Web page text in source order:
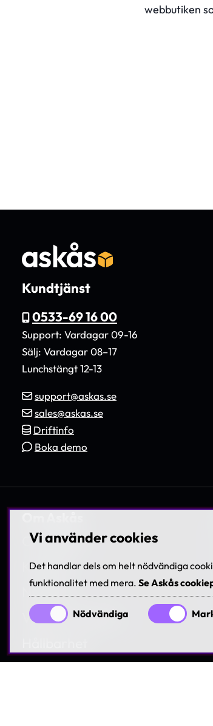
webbutiken
Kundtjänst
0533-69 16 00
Support: Vardagar 09-16
Sälj: Vardagar 08–17
Lunchstängt 12-13
support@askas.se
sales@askas.se
Driftinfo
Boka demo
Om Askås
Kontakt
Nyheter
Villkor & Policies
Vi använder cookies
Det handlar dels om helt nödvändiga
funktionalitet med mera. Se Askås
Nödvändiga